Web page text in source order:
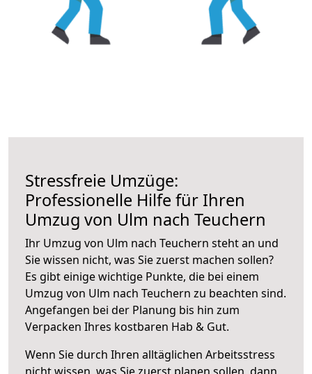
Stressfreie Umzüge:
Professionelle Hilfe für Ihren
Umzug von Ulm nach Teuchern
Ihr Umzug von Ulm nach Teuchern steht an und
Sie wissen nicht, was Sie zuerst machen sollen?
Es gibt einige wichtige Punkte, die bei einem
Umzug von Ulm nach Teuchern zu beachten sind.
Angefangen bei der Planung bis hin zum
Verpacken Ihres kostbaren Hab & Gut.
Wenn Sie durch Ihren alltäglichen Arbeitsstress